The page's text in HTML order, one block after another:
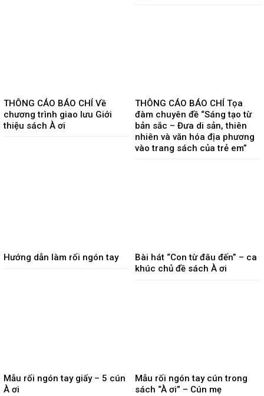
THÔNG CÁO BÁO CHÍ Về
chương trình giao lưu Giới
thiệu sách À ơi
THÔNG CÁO BÁO CHÍ Tọa
đàm chuyên đề “Sáng tạo từ
bản sắc – Đưa di sản, thiên
nhiên và văn hóa địa phương
vào trang sách của trẻ em”
Hướng dẫn làm rối ngón tay
Bài hát “Con từ đâu đến” – ca
khúc chủ đề sách À ơi
Mẫu rối ngón tay giấy – 5 cún
À ơi
Mẫu rối ngón tay cún trong
sách “À ơi” – Cún mẹ